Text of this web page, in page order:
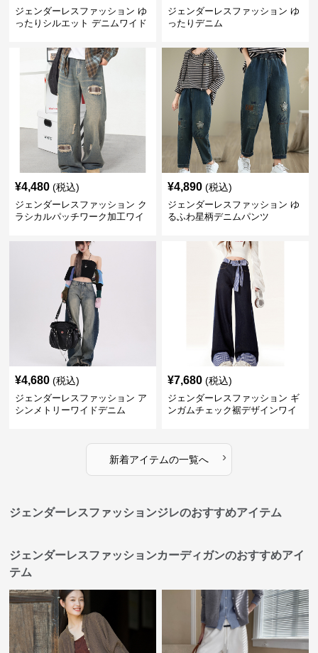
ジェンダーレスファッション ゆ
ったりシルエット デニムワイド
ジェンダーレスファッション ゆ
ったりデニム
¥4,480 (税込)
ジェンダーレスファッション ク
ラシカルパッチワーク加工ワイ
¥4,890 (税込)
ジェンダーレスファッション ゆ
るふわ星柄デニムパンツ
¥4,680 (税込)
ジェンダーレスファッション ア
シンメトリーワイドデニム
¥7,680 (税込)
ジェンダーレスファッション ギ
ンガムチェック裾デザインワイ
新着アイテムの一覧へ ›
ジェンダーレスファッションジレのおすすめアイテム
ジェンダーレスファッションカーディガンのおすすめアイ
テム